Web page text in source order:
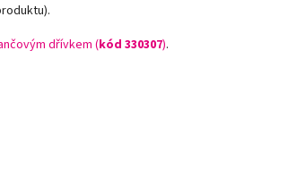
dřívkem (kód 330307).